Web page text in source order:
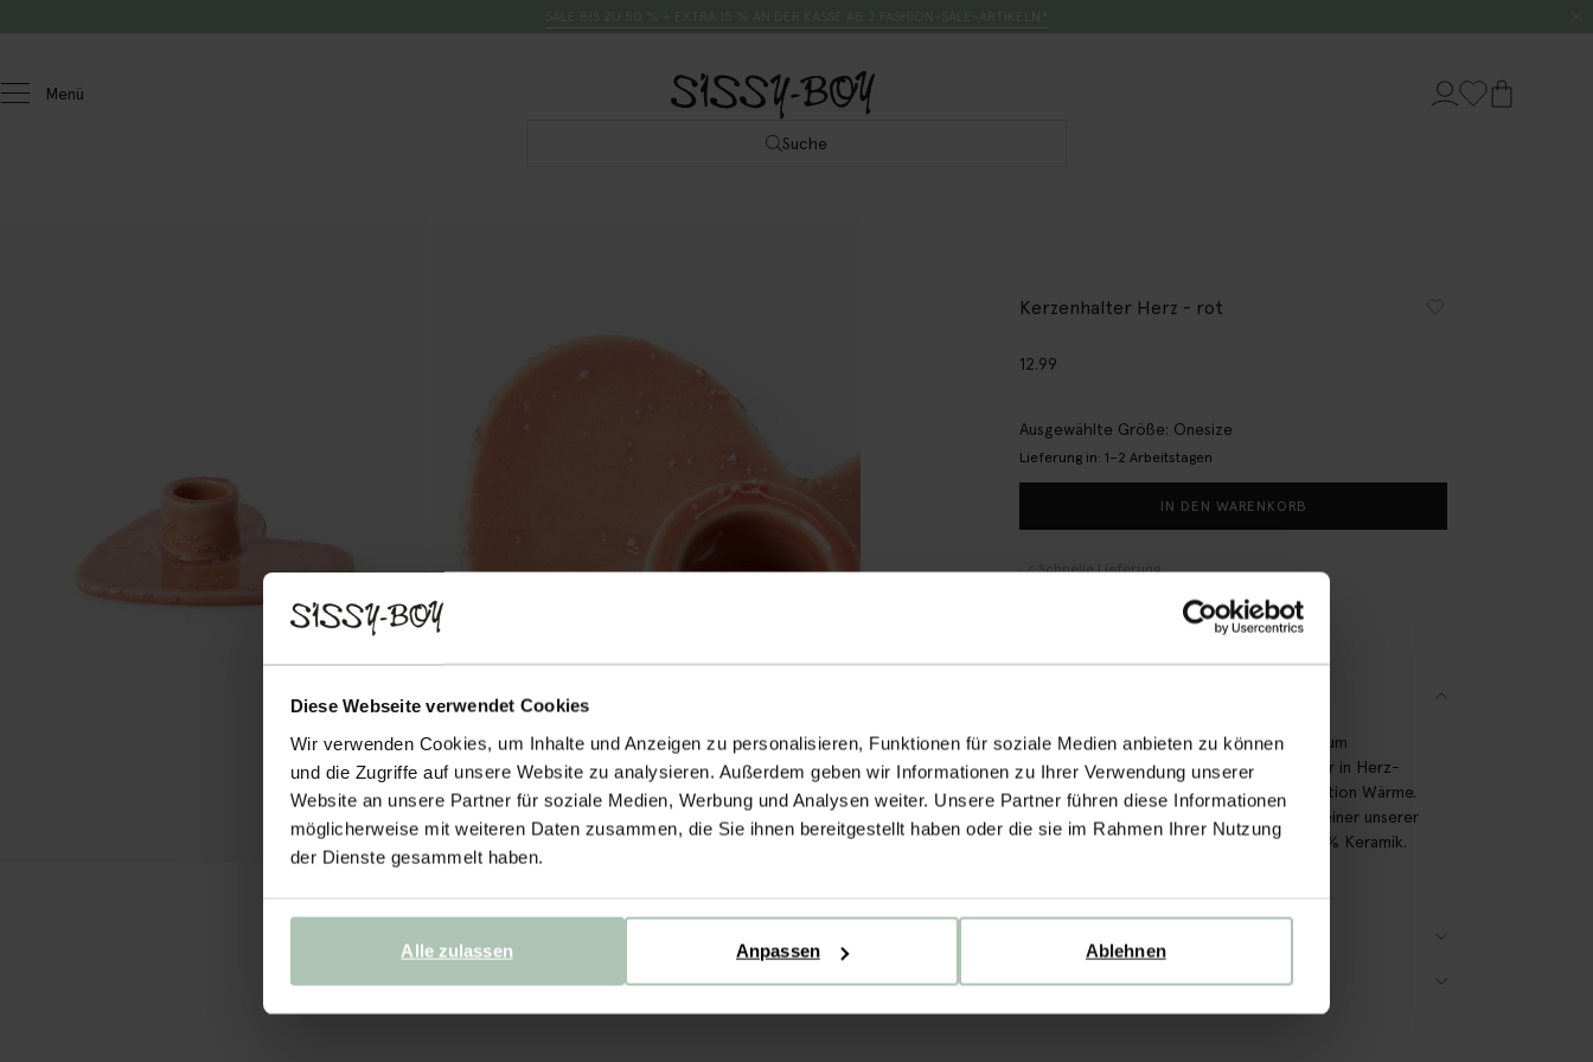
Diese Webseite verwendet Cookies
Wir verwenden Cookies, um Inhalte und Anzeigen zu personalisieren, Funktionen für soziale Medien anbieten zu können
und die Zugriffe auf unsere Website zu analysieren. Außerdem geben wir Informationen zu Ihrer Verwendung unserer
Website an unsere Partner für soziale Medien, Werbung und Analysen weiter. Unsere Partner führen diese Informationen
möglicherweise mit weiteren Daten zusammen, die Sie ihnen bereitgestellt haben oder die sie im Rahmen Ihrer Nutzung
der Dienste gesammelt haben.
Ablehnen
Anpassen
Alle zulassen
Menü
Suche
Kerzenhalter Herz - rot
12.99
Ausgewählte Größe: Onesize
Lieferung in: 1–2 Arbeitstagen
IN DEN WARENKORB
Schnelle Lieferung
Rechnungskauf möglich
Unsere neuen Kerzenhalter sind einfach zum
Dahinschmelzen! Dieser rote Kerzenhalter in Herz-
Form verleiht jedem Raum eine Extra-Portion Wärme.
Tipp: Kombiniere den Kerzenständer mit einer unserer
stylishen gedrehten Kerzen. Material: 100% Keramik.
VERSAND & RÜCKGABE